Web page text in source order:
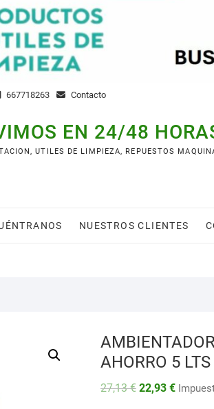
667718263 Contacto
EN 24/48
UTILES DE LIMPIEZA, REPUESTOS
NUESTROS CLIENTES
AHORRO 5
27,13€ El
precio
22,93 €El
precio